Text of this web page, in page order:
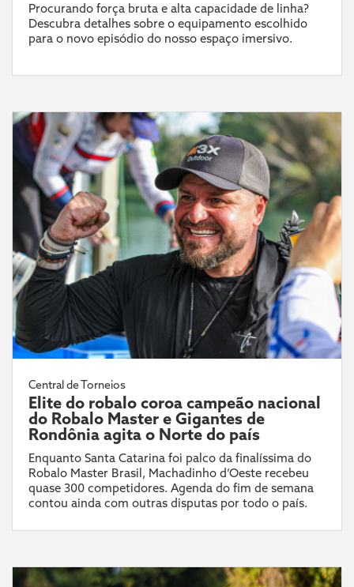
Procurando força bruta e alta capacidade de linha?
Descubra detalhes sobre o equipamento escolhido
para o novo episódio do nosso espaço imersivo.
Central de Torneios
Elite do robalo coroa campeão nacional
do Robalo Master e Gigantes de
Rondônia agita o Norte do país
Enquanto Santa Catarina foi palco da finalíssima do
Robalo Master Brasil, Machadinho d’Oeste recebeu
quase 300 competidores. Agenda do fim de semana
contou ainda com outras disputas por todo o país.